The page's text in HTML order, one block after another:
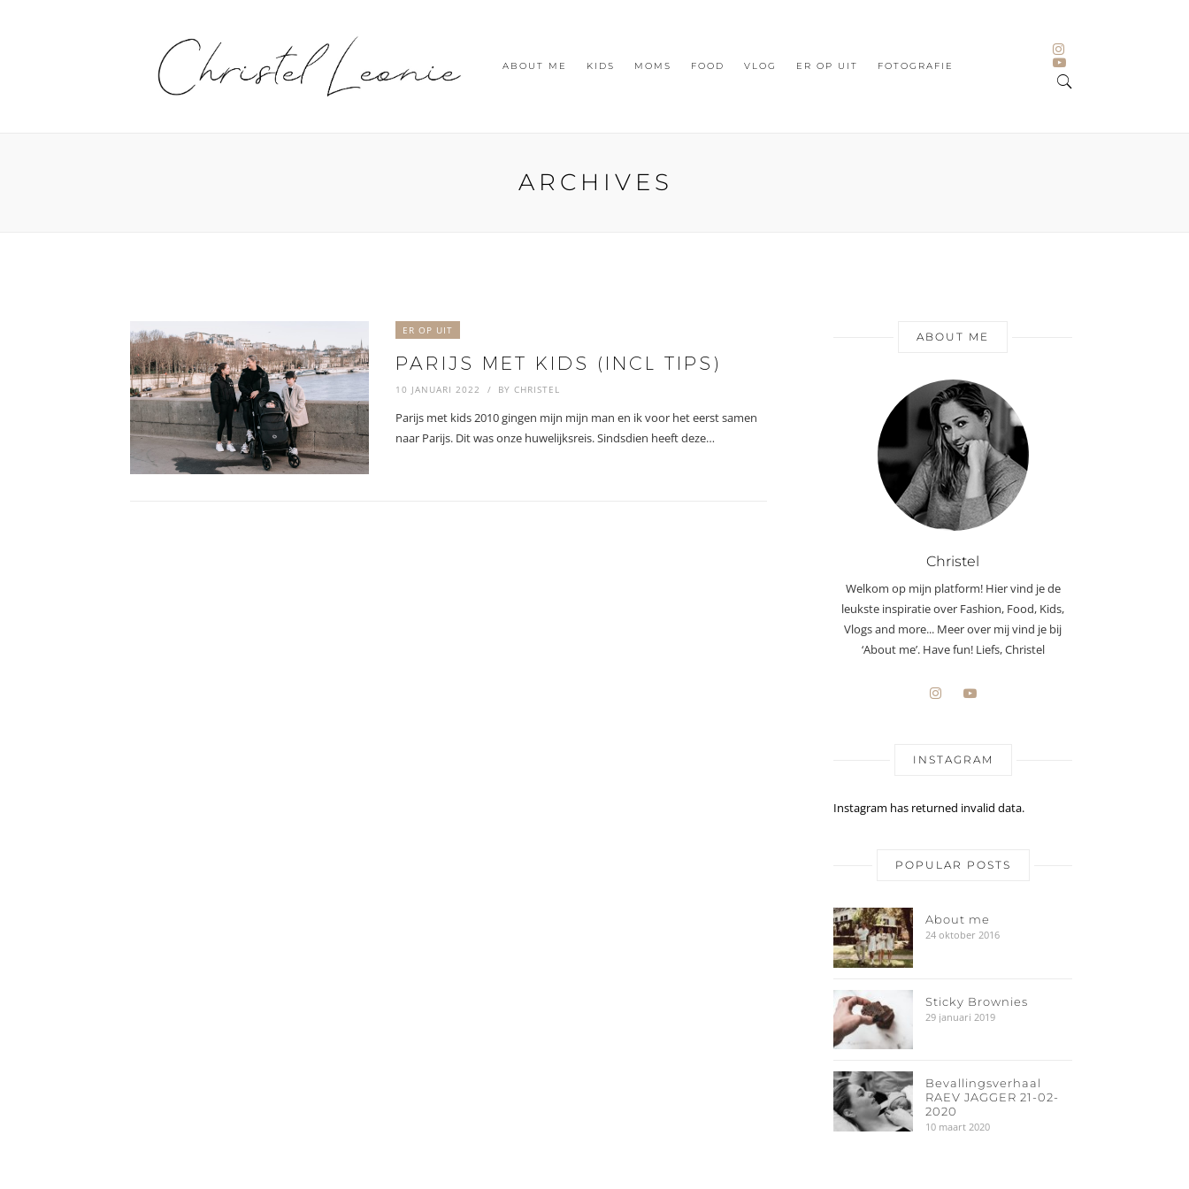
ABOUT ME KIDS MOMS FOOD VLOG ER OP UIT FOTOGRAFIE
ARCHIVES
ER OP UIT
PARIJS MET KIDS (INCL TIPS)
10 JANUARI 2022 BY CHRISTEL
Parijs met kids 2010 gingen mijn mijn man en ik voor het eerst samen
naar Parijs. Dit was onze huwelijksreis. Sindsdien heeft deze…
ABOUT ME
Christel
Welkom op mijn platform! Hier vind je de
leukste inspiratie over Fashion, Food, Kids,
Vlogs and more... Meer over mij vind je bij
‘About me’. Have fun! Liefs, Christel
INSTAGRAM
Instagram has returned invalid data.
POPULAR POSTS
About me
24 oktober 2016
Sticky Brownies
29 januari 2019
Bevallingsverhaal
RAEV JAGGER 21-02-
2020
10 maart 2020